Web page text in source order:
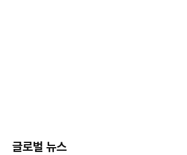
글로벌 뉴스